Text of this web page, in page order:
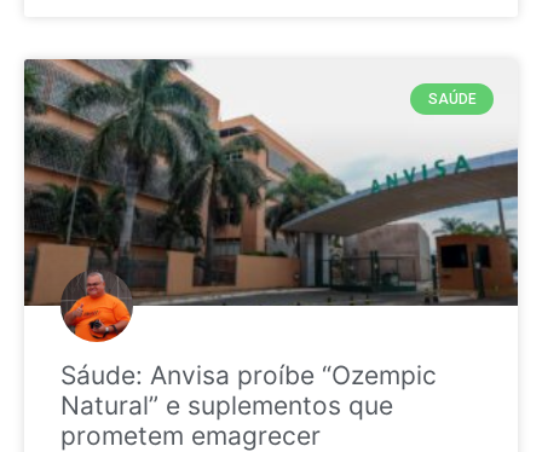
SAÚDE
Sáude: Anvisa proíbe “Ozempic
Natural” e suplementos que
prometem emagrecer